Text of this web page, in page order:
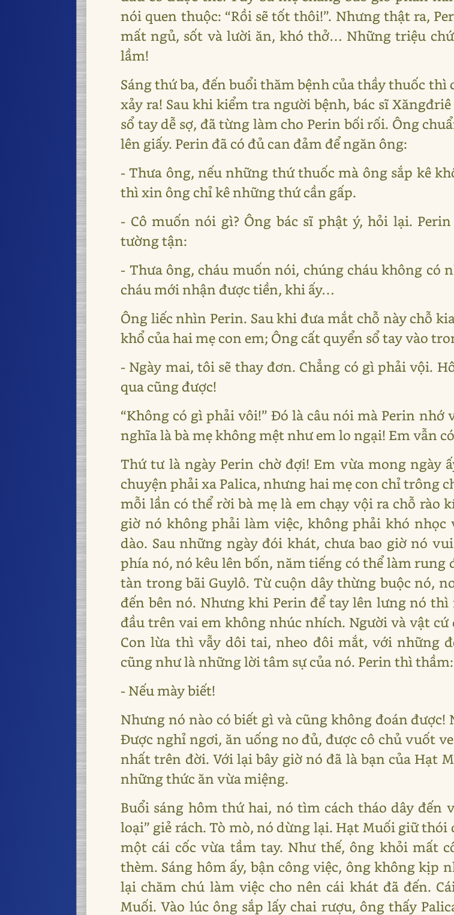
nói quen thuộc: “Rồi sẽ tốt thôi!”. Nhưng thật ra,
mất ngủ, sốt và lười ăn, khó thở… Những triệu
lầm!
Sáng thứ ba, đến buổi thăm bệnh của thầy thuốc
xảy ra! Sau khi kiểm tra người bệnh, bác sĩ
sổ tay dễ sợ, đã từng làm cho Perin bối rối. Ông
lên giấy. Perin đã có đủ can đảm để ngăn ông:
- Thưa ông, nếu những thứ thuốc mà ông sắp kê
thì xin ông chỉ kê những thứ cần gấp.
- Cô muốn nói gì? Ông bác sĩ phật ý, hỏi lại.
tường tận:
- Thưa ông, cháu muốn nói, chúng cháu không có
cháu mới nhận được tiền, khi ấy…
Ông liếc nhìn Perin. Sau khi đưa mắt chỗ này chỗ
khổ của hai mẹ con em; Ông cất quyển sổ tay vào
- Ngày mai, tôi sẽ thay đơn. Chẳng có gì phải vội.
qua cũng được!
“Không có gì phải vôi!” Đó là câu nói mà Perin nhớ
nghĩa là bà mẹ không mệt như em lo ngại! Em vẫn
Thứ tư là ngày Perin chờ đợi! Em vừa mong ngày
chuyện phải xa Palica, nhưng hai mẹ con chỉ trông
mỗi lần có thể rời bà mẹ là em chạy vội ra chỗ rào
giờ nó không phải làm việc, không phải khó
dào. Sau những ngày đói khát, chưa bao giờ nó
phía nó, nó kêu lên bốn, năm tiếng có thể làm
tàn trong bãi Guylô. Từ cuộn dây thừng buộc nó,
đến bên nó. Nhưng khi Perin để tay lên lưng nó
đầu trên vai em không nhúc nhích. Người và vật
Con lừa thì vẫy dôi tai, nheo đôi mắt, với những
cũng như là những lời tâm sự của nó. Perin thì thầm:
- Nếu mày biết!
Nhưng nó nào có biết gì và cũng không đoán được!
Được nghỉ ngơi, ăn uống no đủ, được cô chủ vuốt
nhất trên đời. Với lại bây giờ nó đã là bạn của Hạt
những thức ăn vừa miệng.
Buổi sáng hôm thứ hai, nó tìm cách tháo dây đến
loại” giẻ rách. Tò mò, nó dừng lại. Hạt Muối giữ
một cái cốc vừa tầm tay. Như thế, ông khỏi mất
thèm. Sáng hôm ấy, bận công việc, ông không kịp
lại chăm chú làm việc cho nên cái khát đã đến.
Muối. Vào lúc ông sắp lấy chai rượu, ông thấy